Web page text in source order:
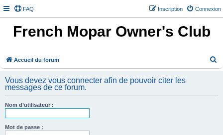
FAQ Connexion
Inscription
French Mopar Owner's Club
Accueil du forum
h
Vous devez vous connecter afin de pouvoir citer les
messages de ce forum.
Nom d’utilisateur :
Mot de passe :